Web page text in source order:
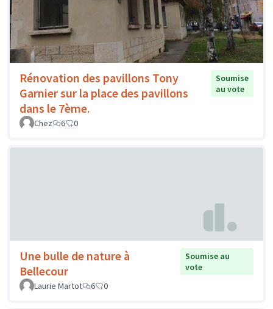
Rénovation des pavillons Tony
Garnier sur la place des pavillons
dans le 7ème.
Soumise
au vote
Chez 6 0
Une bulle de nature à
Bellecour
Soumise au
vote
Laurie Martot
6 0